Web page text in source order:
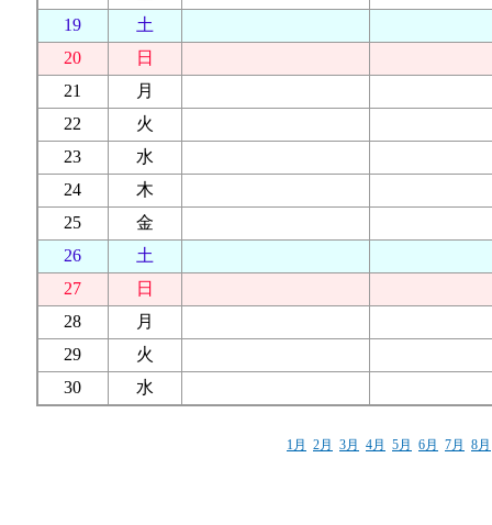
19
土
20
日
21
月
22
火
23
水
24
木
25
金
26
土
27
日
28
月
29
火
30
水
1月 2月 3月 4月 5月 6月 7月 8月